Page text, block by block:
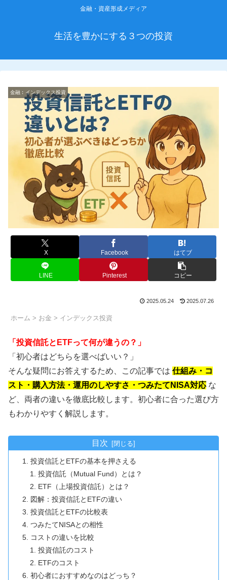
金融・資産形成メディア
生活を豊かにする３つの投資
金融︰インデックス投資
X Facebook はてブ
LINE Pinterest コピー
2025.05.24 2025.07.26
ホーム > お金 > インデックス投資
「投資信託とETFって何が違うの？」
「初心者はどちらを選べばいい？」
そんな疑問にお答えするため、この記事では 仕組み・コ
スト・購入方法・運用のしやすさ・つみたてNISA対応 な
ど、両者の違いを徹底比較します。初心者に合った選び方
もわかりやすく解説します。
目次
投資信託とETFの基本を押さえる
投資信託（Mutual Fund）とは？
ETF（上場投資信託）とは？
図解：投資信託とETFの違い
投資信託とETFの比較表
つみたてNISAとの相性
コストの違いを比較
投資信託のコスト
ETFのコスト
初心者におすすめなのはどっち？